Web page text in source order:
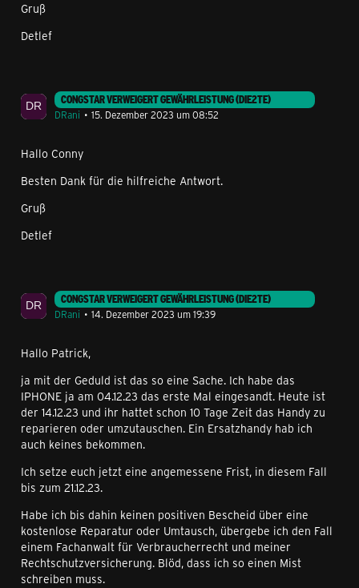
Gruß
Detlef
CONGSTAR VERWEIGERT GEWÄHRLEISTUNG (DIE2TE)
DRani
15. Dezember 2023 um 08:52
Hallo Conny
Besten Dank für die hilfreiche Antwort.
Gruß
Detlef
CONGSTAR VERWEIGERT GEWÄHRLEISTUNG (DIE2TE)
DRani
14. Dezember 2023 um 19:39
Hallo Patrick,
ja mit der Geduld ist das so eine Sache. Ich habe das
IPHONE ja am 04.12.23 das erste Mal eingesandt. Heute ist
der 14.12.23 und ihr hattet schon 10 Tage Zeit das Handy zu
reparieren oder umzutauschen. Ein Ersatzhandy hab ich
auch keines bekommen.
Ich setze euch jetzt eine angemessene Frist, in diesem Fall
bis zum 21.12.23.
Habe ich bis dahin keinen positiven Bescheid über eine
kostenlose Reparatur oder Umtausch, übergebe ich den Fall
einem Fachanwalt für Verbraucherrecht und meiner
Rechtschutzversicherung. Blöd, dass ich so einen Mist
schreiben muss.